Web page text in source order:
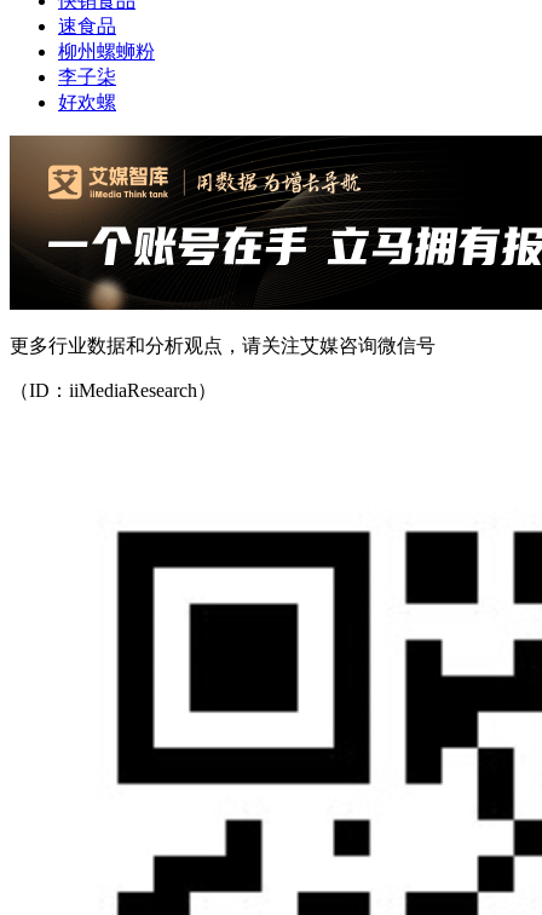
速食品
柳州螺蛳粉
李子柒
好欢螺
更多行业数据和分析观点，请关注艾媒咨询微信号
（ID：iiMediaResearch）